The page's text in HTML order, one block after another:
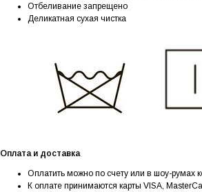
Отбеливание запрещено
Деликатная сухая чистка
Оплата и доставка
Оплатить можно по счету или в шоу-румах
К оплате принимаются карты VISA,